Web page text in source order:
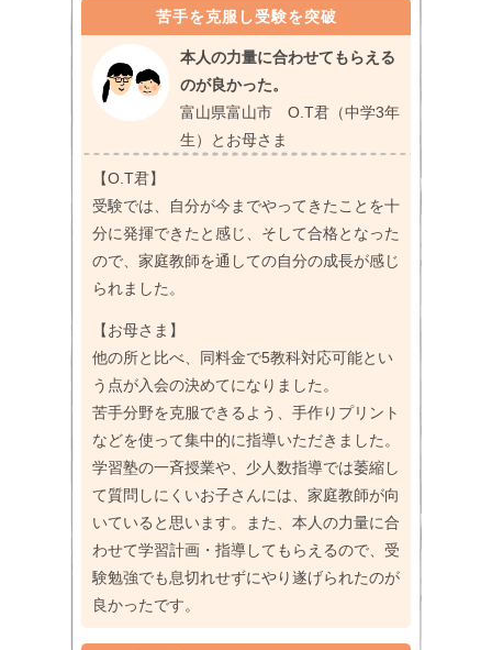
苦手を克服し受験を突破
本人の力量に合わせてもらえる
のが良かった。
富山県富山市 O.T君（中学3年
生）とお母さま
【O.T君】
受験では、自分が今までやってきたことを十
分に発揮できたと感じ、そして合格となった
ので、家庭教師を通しての自分の成長が感じ
られました。
【お母さま】
他の所と比べ、同料金で5教科対応可能とい
う点が入会の決めてになりました。
苦手分野を克服できるよう、手作りプリント
などを使って集中的に指導いただきました。
学習塾の一斉授業や、少人数指導では萎縮し
て質問しにくいお子さんには、家庭教師が向
いていると思います。また、本人の力量に合
わせて学習計画・指導してもらえるので、受
験勉強でも息切れせずにやり遂げられたのが
良かったです。